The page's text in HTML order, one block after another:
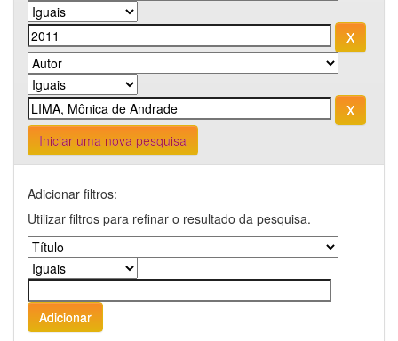
Iniciar uma nova pesquisa
Adicionar filtros:
Utilizar filtros para refinar o resultado da pesquisa.